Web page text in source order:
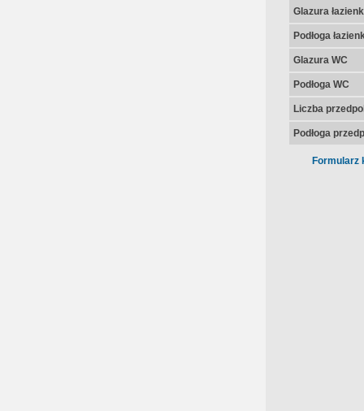
Glazura
Podłoga
Glazura WC
Podłoga WC
Liczba
Podłoga
Formularz